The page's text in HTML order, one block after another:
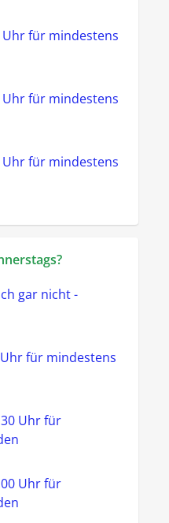
für mindestens
für mindestens
für mindestens
gar nicht -
für mindestens
Uhr für
Uhr für